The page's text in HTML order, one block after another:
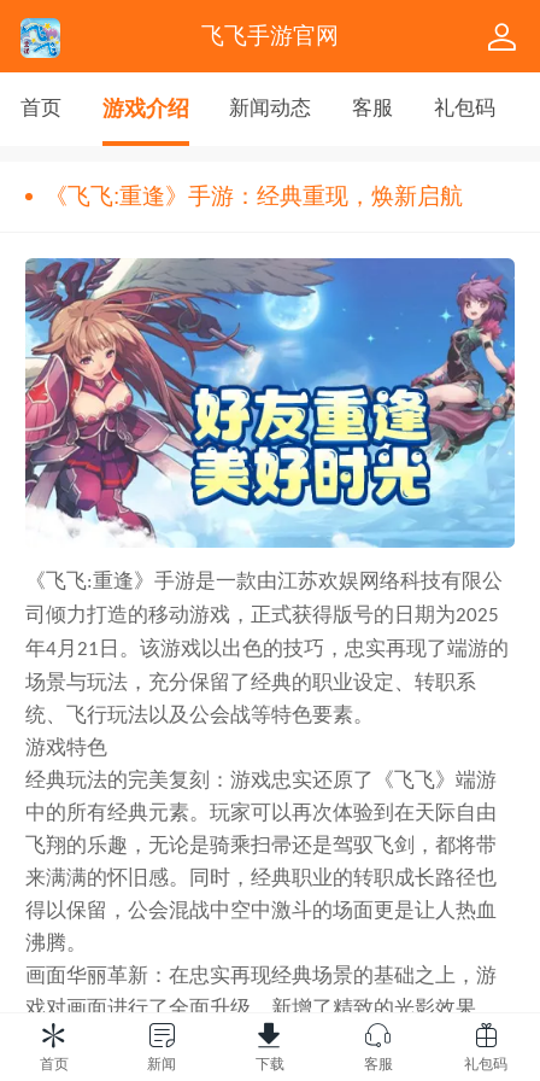
飞飞手游官网
首页 游戏介绍 新闻动态 客服 礼包码
《飞飞:重逢》手游：经典重现，焕新启航
《飞飞:重逢》手游是一款由江苏欢娱网络科技有限公
司倾力打造的移动游戏，正式获得版号的日期为2025
年4月 21 日。该游戏以出色的技巧，忠实再现了端游的
场景与玩法，充分保留了经典的职业设定、转职系
统、飞行玩法以及公会战等特色要素。
游戏特色
经典玩法的完美复刻：游戏忠实还原了《飞飞》端游
中的所有经典元素。玩家可以再次体验到在天际自由
飞翔的乐趣，无论是骑乘扫帚还是驾驭飞剑，都将带
来满满的怀旧感。同时，经典职业的转职成长路径也
得以保留，公会混战中空中激斗的场面更是让人热血
沸腾。
画面华丽革新：在忠实再现经典场景的基础之上，游
戏对画面进行了全面升级，新增了精致的光影效果，
使得场景更加生动、逼真。这种视觉上的革新，让玩
家不仅仅是重温旧梦，更仿佛置身于一个全新的奇幻
首页 新闻 下载 客服 礼包码